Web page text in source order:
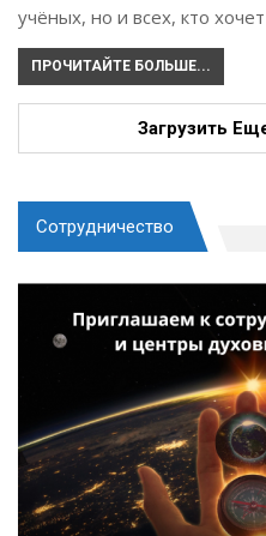
учёных, но и всех, кто
ПРОЧИТАЙТЕ БОЛЬШЕ...
Загрузить
Сотрудничество